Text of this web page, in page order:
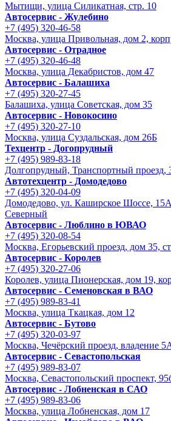
Мытищи, улица Силикатная, стр. 10
Автосервис - Жулебино
+7 (495) 320-46-58
Москва, улица Привольная, дом 2,
Автосервис - Отрадное
+7 (495) 320-46-48
Москва, улица Декабристов, дом 47
Автосервис - Балашиха
+7 (495) 320-27-45
Балашиха, улица Советская, дом 35
Автосервис - Новокосино
+7 (495) 320-27-10
Москва, улица Суздальская, дом 26Б
Техцентр - Догопрудный
+7 (495) 989-83-18
Долгопрудный, Транспортный проезд,
Автотехцентр - Домодедово
+7 (495) 320-04-09
Домодедово, ул. Каширское Шоссе,
Северный
Автосервис - Люблино в ЮВАО
+7 (495) 320-08-54
Москва, Егорьевский проезд, дом 35,
Автосервис - Королев
+7 (495) 320-27-06
Королев, улица Пионерская, дом 19,
Автосервис - Семеновская в ВАО
+7 (495) 989-83-41
Москва, улица Ткацкая, дом 12
Автосервис - Бутово
+7 (495) 320-03-97
Москва, Чечёрский проезд, владение
Автосервис - Cевастопольская
+7 (495) 989-83-07
Москва, Севастопольский проспект,
Автосервис - Лобненская в САО
+7 (495) 989-83-06
Москва, улица Лобненская, дом 17